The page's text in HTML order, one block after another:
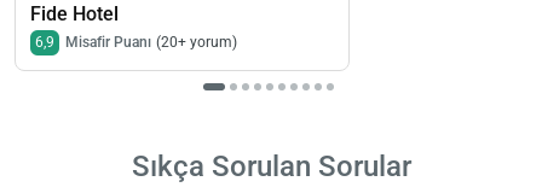
Fide Hotel
6,9 Misafir Puanı (20+ yorum)
Sıkça Sorulan Sorular